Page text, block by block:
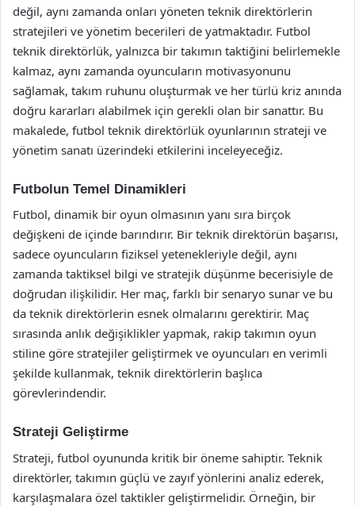
değil, aynı zamanda onları yöneten teknik direktörlerin
stratejileri ve yönetim becerileri de yatmaktadır. Futbol
teknik direktörlük, yalnızca bir takımın taktiğini belirlemekle
kalmaz, aynı zamanda oyuncuların motivasyonunu
sağlamak, takım ruhunu oluşturmak ve her türlü kriz anında
doğru kararları alabilmek için gerekli olan bir sanattır. Bu
makalede, futbol teknik direktörlük oyunlarının strateji ve
yönetim sanatı üzerindeki etkilerini inceleyeceğiz.
Futbolun Temel Dinamikleri
Futbol, dinamik bir oyun olmasının yanı sıra birçok
değişkeni de içinde barındırır. Bir teknik direktörün başarısı,
sadece oyuncuların fiziksel yetenekleriyle değil, aynı
zamanda taktiksel bilgi ve stratejik düşünme becerisiyle de
doğrudan ilişkilidir. Her maç, farklı bir senaryo sunar ve bu
da teknik direktörlerin esnek olmalarını gerektirir. Maç
sırasında anlık değişiklikler yapmak, rakip takımın oyun
stiline göre stratejiler geliştirmek ve oyuncuları en verimli
şekilde kullanmak, teknik direktörlerin başlıca
görevlerindendir.
Strateji Geliştirme
Strateji, futbol oyununda kritik bir öneme sahiptir. Teknik
direktörler, takımın güçlü ve zayıf yönlerini analiz ederek,
karşılaşmalara özel taktikler geliştirmelidir. Örneğin, bir